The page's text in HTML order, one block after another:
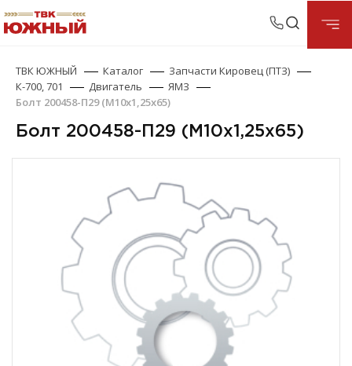
ТВК ЮЖНЫЙ Каталог
Запчасти Кировец (ПТЗ)
К-700, 701
Двигатель
ЯМЗ
Болт 200458-П29 (М10х1,25х65)
Болт 200458-П29 (М10х1,25х65)